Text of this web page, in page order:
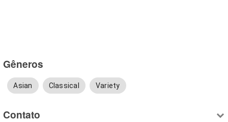
Gêneros
Asian Classical Variety
Contato